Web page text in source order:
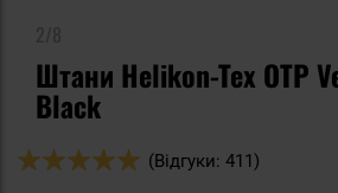
Штани Helikon-Tex OTP
Black
Оцінка:
(Відгуки: 411)